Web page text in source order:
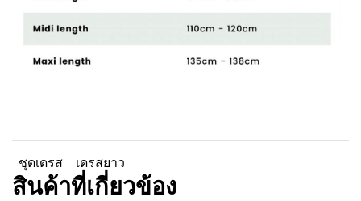
ชุดเดรส เดรสยาว
สินค้าที่เกี่ยวข้อง